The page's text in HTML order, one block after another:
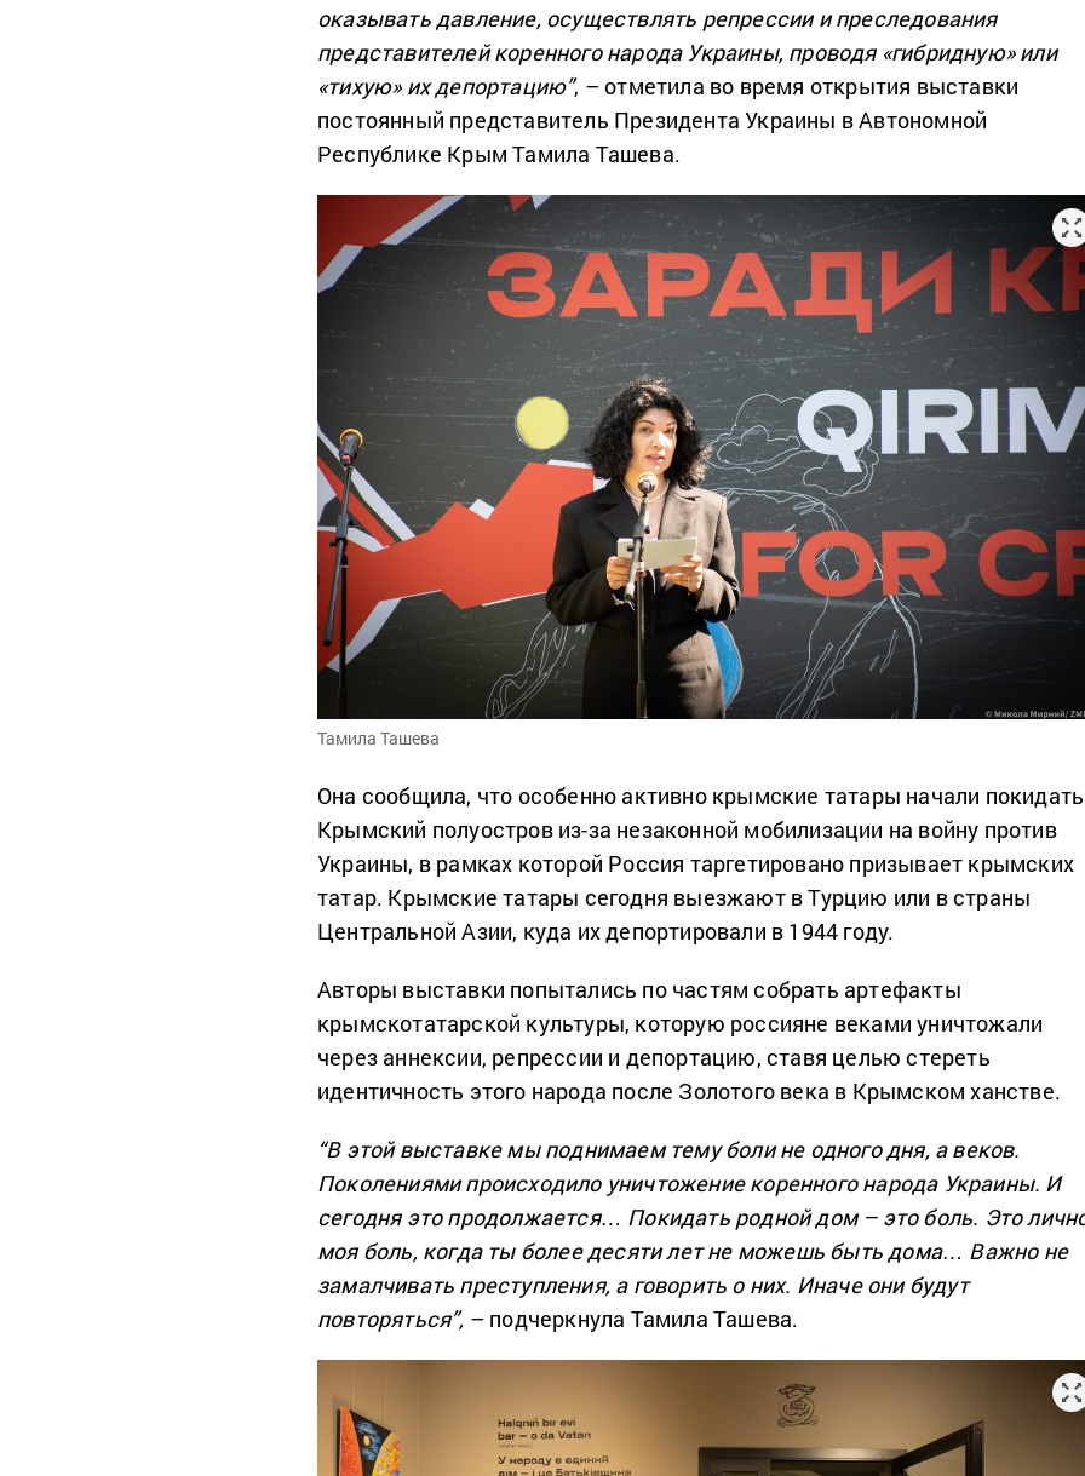
оказывать давление, осуществлять репрессии и преследования
представителей коренного народа Украины, проводя «гибридную» или
«тихую» их депортацию”, – отметила во время открытия выставки
постоянный представитель Президента Украины в Автономной
Республике Крым Тамила Ташева.
Тамила Ташева
Она сообщила, что особенно активно крымские татары начали покидать
Крымский полуостров из-за незаконной мобилизации на войну против
Украины, в рамках которой Россия таргетировано призывает крымских
татар. Крымские татары сегодня выезжают в Турцию или в страны
Центральной Азии, куда их депортировали в 1944 году.
Авторы выставки попытались по частям собрать артефакты
крымскотатарской культуры, которую россияне веками уничтожали
через аннексии, репрессии и депортацию, ставя целью стереть
идентичность этого народа после Золотого века в Крымском ханстве.
“В этой выставке мы поднимаем тему боли не одного дня, а веков.
Поколениями происходило уничтожение коренного народа Украины. И
сегодня это продолжается… Покидать родной дом – это боль. Это
моя боль, когда ты более десяти лет не можешь быть дома… Важно не
замалчивать преступления, а говорить о них. Иначе они будут
повторяться”, – подчеркнула Тамила Ташева.